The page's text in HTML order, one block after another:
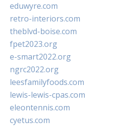
eduwyre.com
retro-interiors.com
theblvd-boise.com
fpet2023.org
e-smart2022.org
ngrc2022.org
leesfamilyfoods.com
lewis-lewis-cpas.com
eleontennis.com
cyetus.com